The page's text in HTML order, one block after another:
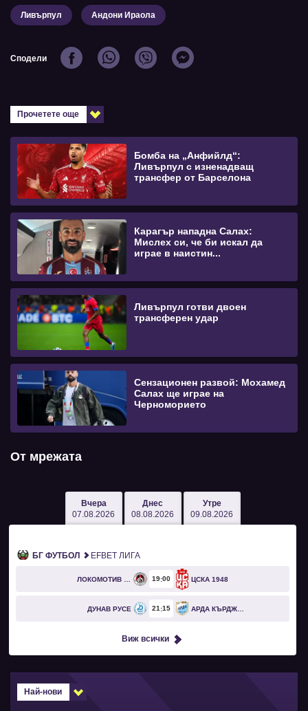
Ливърпул Андони Ираола
Сподели
Прочетете още
Бомба на „Анфийлд“:
Ливърпул с изненадващ
трансфер от Барселона
Карагър нападна Салах:
Мислех си, че би искал да
играе в наистин...
Ливърпул готви двоен
трансферен удар
Сензационен развой: Мохамед
Салах ще играе на
Черноморието
От мрежата
Вчера
07.08.2026
Днес
08.08.2026
Утре
09.08.2026
БГ ФУТБОЛ EFBET ЛИГА
ЛОКОМОТИВ СОФИЯ 19 00 ЦСКА 1948
ДУНАВ РУСЕ 21 15 АРДА КЪРДЖАЛИ
Виж всички
Най-нови